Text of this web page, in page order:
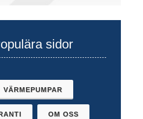
sidor
VÄRMEPUMPAR
OM OSS